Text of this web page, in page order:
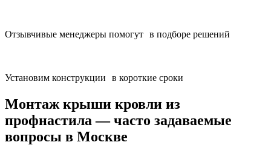
Отзывчивые менеджеры помогут в подборе решений
Установим конструкции в короткие сроки
Монтаж крыши кровли из
профнастила — часто задаваемые
вопросы в Москве